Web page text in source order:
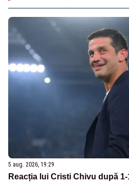
5 aug. 2026, 19:29
Reacția lui Cristi Chivu după